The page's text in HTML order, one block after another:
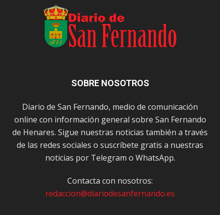
SOBRE NOSOTROS
Diario de San Fernando, medio de comunicación
online con información general sobre San Fernando
de Henares. Sigue nuestras noticias también a través
de las redes sociales o suscríbete gratis a nuestras
noticias por Telegram o WhatsApp.
Contacta con nosotros:
redaccion@diariodesanfernando.es